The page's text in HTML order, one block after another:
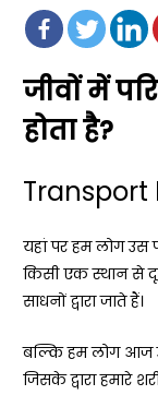
जीवों में
होता है?
Transport
यहां पर हम लोग उस
किसी एक स्थान से
साधनों द्वारा जाते हैं।
बल्कि हम लोग आज
जिसके द्वारा हमारे